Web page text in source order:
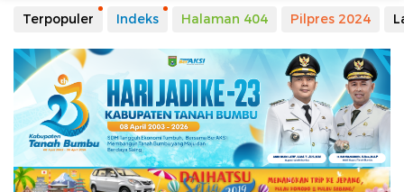
Terpopuler Indeks Halaman 404 Pilpres 2024